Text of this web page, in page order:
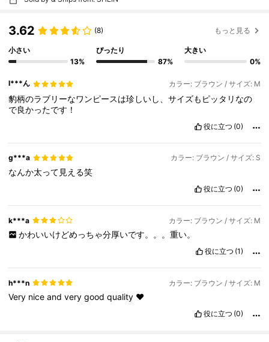
3.62 (8) もっと見る
小さい
13%
ぴったり
87%
大きい
0%
l***ん カラー: ブラウン / サイズ: M
豹柄のラブリーなワンピースは珍しいし、サイズもピッタリなの
で良かったです！
役に立つ (0)
g***a カラー: ブラウン / サイズ: S
なんか太って見える笑
役に立つ (0)
k***a カラー: ブラウン / サイズ: M
かわいいけどめっちゃ分厚いです。。。重い。
役に立つ (1)
h***n カラー: ブラウン / サイズ: M
Very niceandverygoodquality ❤️
役に立つ (0)